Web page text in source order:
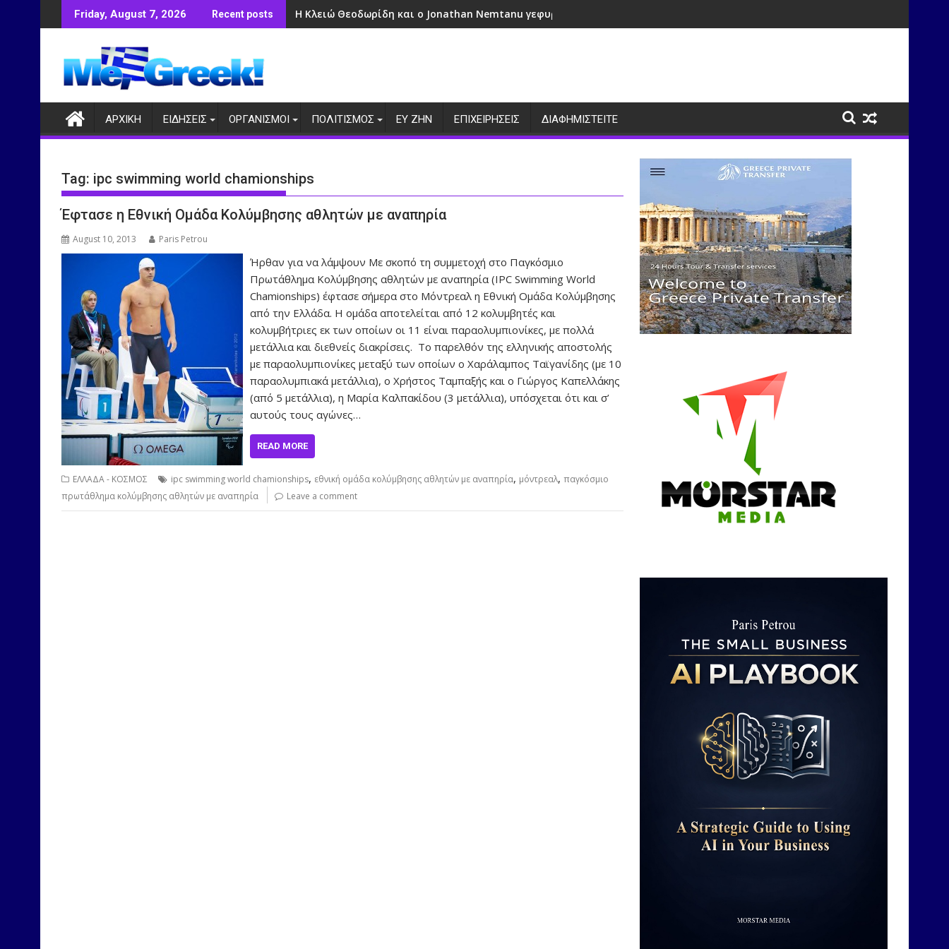
to
Friday, August 7, 2026 Recent posts Η Κλειώ Θεοδωρίδη και ο Jonathan Nemtanu γεφυρώνουν πολιτισμούς μέσα από τη μουσική
ΑΡΧΙΚΗ ΕΙΔΗΣΕΙΣ ΟΡΓΑΝΙΣΜΟΙ ΠΟΛΙΤΙΣΜΟΣ ΕΥ ΖΗΝ ΕΠΙΧΕΙΡΗΣΕΙΣ ΔΙΑΦΗΜΙΣΤΕΙΤΕ
Tag: ipc swimming world chamionships
Έφτασε η Εθνική Ομάδα Κολύμβησης αθλητών με αναπηρία
August 10, 2013 Paris Petrou
Ήρθαν για να λάμψουν Με σκοπό τη συμμετοχή στο Παγκόσμιο
Πρωτάθλημα Κολύμβησης αθλητών με αναπηρία (IPC Swimming World
Chamionships) έφτασε σήμερα στο Μόντρεαλ η Εθνική Ομάδα Κολύμβησης
από την Ελλάδα. Η ομάδα αποτελείται από 12 κολυμβητές και
κολυμβήτριες εκ των οποίων οι 11 είναι παραολυμπιονίκες, με πολλά
μετάλλια και διεθνείς διακρίσεις. Το παρελθόν της ελληνικής αποστολής
με παραολυμπιονίκες μεταξύ των οποίων ο Χαράλαμπος Ταϊγανίδης (με 10
παραολυμπιακά μετάλλια), ο Χρήστος Ταμπαξής και ο Γιώργος Καπελλάκης
(από 5 μετάλλια), η Μαρία Καλπακίδου (3 μετάλλια), υπόσχεται ότι και σ’
αυτούς τους αγώνες…
READ MORE
ΕΛΛΑΔΑ - ΚΟΣΜΟΣ ipc swimming world chamionships, εθνική ομάδα κολύμβησης αθλητών με αναπηρία, μόντρεαλ, παγκόσμιο
πρωτάθλημα κολύμβησης αθλητών με αναπηρία
Leave a comment